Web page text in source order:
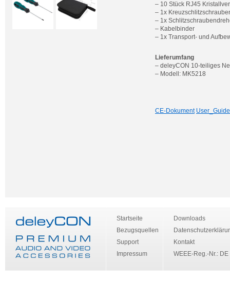
– 10 Stück RJ45
– 1x
– 1x
– Kabelbinder
– 1x Transport- und
Lieferumfang
– deleyCON 10-teiliges
– Modell: MK5218
CE-Dokument User_Guide
Startseite
Bezugsquellen
Support
Impressum
Downloads
Kontakt
WEEE-Reg.-Nr.: